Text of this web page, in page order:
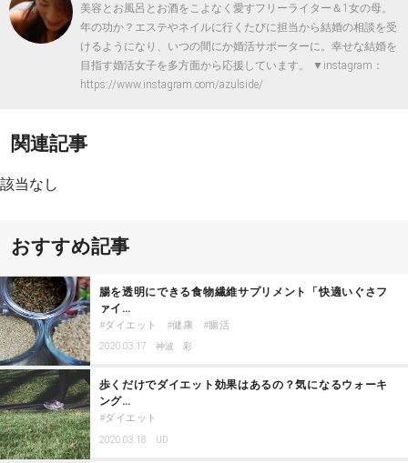
美容とお風呂とお酒をこよなく愛すフリーライター＆1女の母。
年の功か？エステやネイルに行くたびに担当から結婚の相談を受
けるようになり、いつの間にか婚活サポーターに。幸せな結婚を
目指す婚活女子を多方面から応援しています。 ▼instagram：
https://www.instagram.com/azulside/
関連記事
該当なし
おすすめ記事
腸を透明にできる食物繊維サプリメント「快適いぐさフ
ァイ…
ダイエット 健康 腸活
2020.03.17 神波 彩
歩くだけでダイエット効果はあるの？気になるウォーキ
ング…
ダイエット
2020.03.18 UD